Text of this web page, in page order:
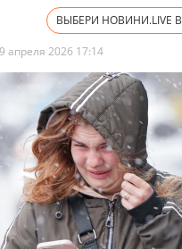
ВЫБЕРИ НОВИНИ.LIVE В
апреля 2026 17:14